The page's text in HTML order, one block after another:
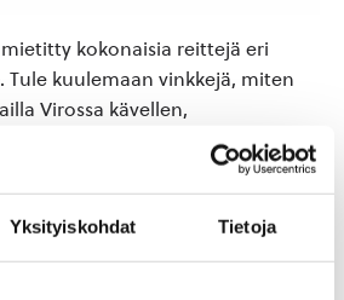
Yksityiskohdat Tietoja
kokonaisia reittejä eri
kuulemaan vinkkejä, miten
Virossa kävellen,
jne. Luennoitsijana viron
Huuskonen. Vapaa pääsy,
ilmoittautua etukäteen.